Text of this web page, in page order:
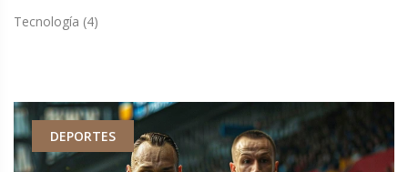
Tecnología (4)
DEPORTES